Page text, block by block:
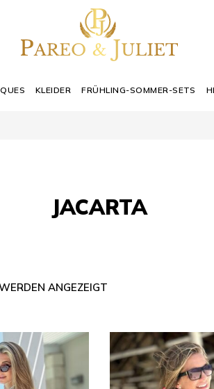
KLEIDER FRÜHLING-SOMMER-SETS
JACARTA
ANGEZEIGT